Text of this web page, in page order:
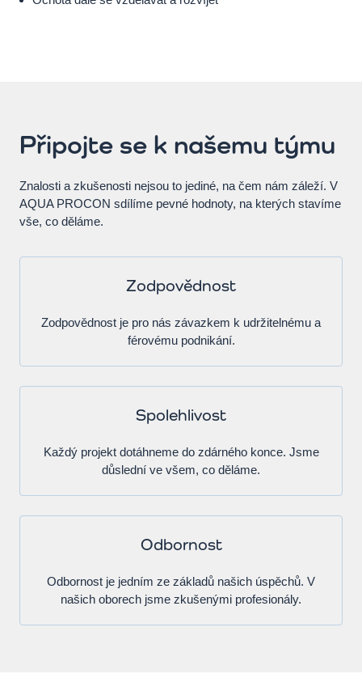
Připojte se k našemu týmu
Znalosti a zkušenosti nejsou to jediné, na čem nám záleží. V
AQUA PROCON sdílíme pevné hodnoty, na kterých stavíme
vše, co děláme.
Zodpovědnost
Zodpovědnost je pro nás závazkem k udržitelnému a
férovému podnikání.
Spolehlivost
Každý projekt dotáhneme do zdárného konce. Jsme
důslední ve všem, co děláme.
Odbornost
Odbornost je jedním ze základů našich úspěchů. V
našich oborech jsme zkušenými profesionály.